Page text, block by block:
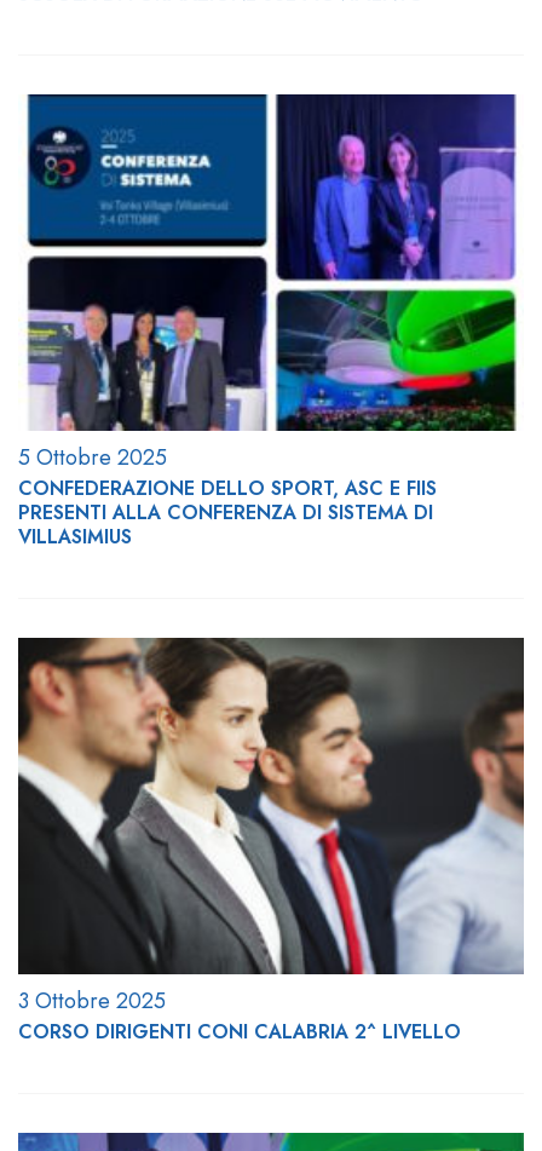
5 Ottobre 2025
CONFEDERAZIONE DELLO SPORT, ASC E FIIS
PRESENTI ALLA CONFERENZA DI SISTEMA DI
VILLASIMIUS
3 Ottobre 2025
CORSO DIRIGENTI CONI CALABRIA 2^ LIVELLO